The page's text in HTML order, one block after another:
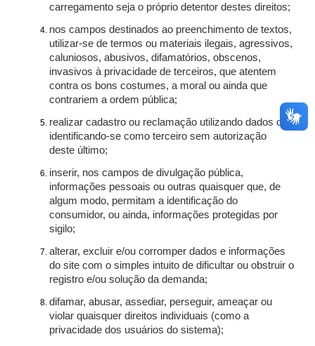
carregamento seja o próprio detentor destes direitos;
nos campos destinados ao preenchimento de textos,
utilizar-se de termos ou materiais ilegais, agressivos,
caluniosos, abusivos, difamatórios, obscenos,
invasivos à privacidade de terceiros, que atentem
contra os bons costumes, a moral ou ainda que
contrariem a ordem pública;
realizar cadastro ou reclamação utilizando dados ou
identificando-se como terceiro sem autorização
deste último;
inserir, nos campos de divulgação pública,
informações pessoais ou outras quaisquer que, de
algum modo, permitam a identificação do
consumidor, ou ainda, informações protegidas por
sigilo;
alterar, excluir e/ou corromper dados e informações
do site com o simples intuito de dificultar ou obstruir o
registro e/ou solução da demanda;
difamar, abusar, assediar, perseguir, ameaçar ou
violar quaisquer direitos individuais (como a
privacidade dos usuários do sistema);